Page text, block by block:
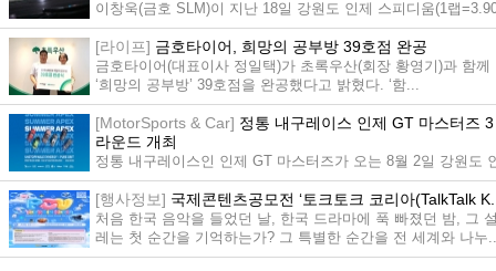
이창욱(금호 SLM)이 지난 18일 강원도 인제 스피디움(1랩
8km)에서 열린 '2026 강원 국제 모터 페스타'의 메인 이벤트인
0...
[라이프] 금호타이어, 희망의 공부방 39호점 완공
금호타이어(대표이사 정일택)가 초록우산(회장 황영기)과 함께
‘희망의 공부방’ 39호점을 완공했다고 밝혔다. ‘함...
[MotorSports & Car] 정통 내구레이스 인제 GT 마스터즈 3
라운드 개최
정통 내구레이스인 인제 GT 마스터즈가 오는 8월 2일 강원도
제군의 인제 스피디움에서 2026시즌 3라운드를 개최한다. ...
[행사정보] 국제콘텐츠공모전 ‘토크토크 코리아(TalkTalk
처음 한국 음악을 들었던 날, 한국 드라마에 푹 빠졌던 밤, 그
레는 첫 순간을 기억하는가? 그 특별한 순간을 전 세계와 나누